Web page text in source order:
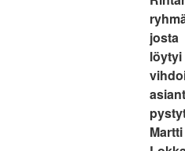
josta
löytyi
Martti